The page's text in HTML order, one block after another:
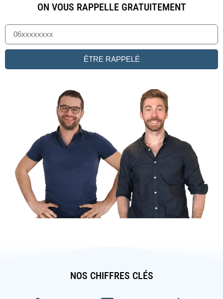
ON VOUS RAPPELLE GRATUITEMENT
ÊTRE RAPPELÉ
NOS CHIFFRES CLÉS